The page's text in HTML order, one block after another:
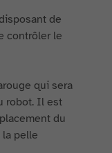
de
contrôler le
qui sera
robot. Il est
du
pelle